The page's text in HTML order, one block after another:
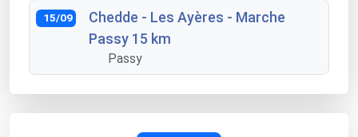
15/09
Chedde - Les Ayères - Marche
Passy 15 km
Passy